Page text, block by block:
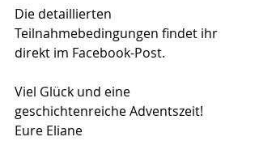
Die detaillierten
Teilnahmebedingungen findet ihr
direkt im Facebook-Post.
Viel Glück und eine
geschichtenreiche Adventszeit!
Eure Eliane